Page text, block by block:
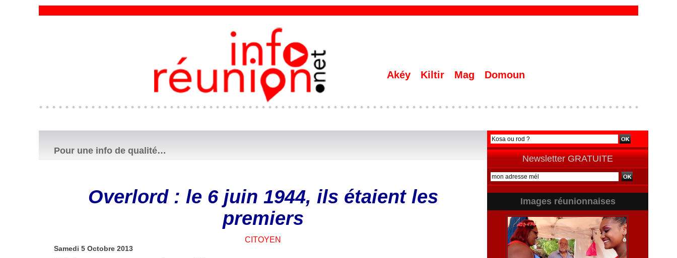
Akéy Kiltir Mag Domoun
Pour une info de qualité…
Overlord : le 6 juin 1944, ils étaient les
premiers
CITOYEN
Samedi 5 Octobre 2013
Newsletter GRATUITE
Images réunionnaises